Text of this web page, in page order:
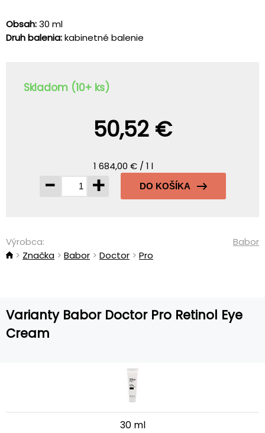
Obsah:30 ml
Druh balenia:kabinetné balenie
Skladom (10+ ks)
50,52 €
1 684,00 € / 1 l
- + DO KOŠÍKA
Výrobca:
Babor
Značka
Babor Doctor Pro
Varianty Babor Doctor Pro Retinol Eye
Cream
30 ml